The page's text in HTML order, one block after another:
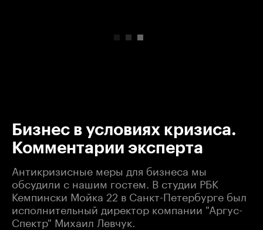
Бизнес в условиях кризиса.
Комментарии эксперта
Антикризисные меры для бизнеса мы
обсудили с нашим гостем. В студии РБК
Кемпински Мойка 22 в Санкт-Петербурге был
исполнительный директор компании "Аргус-
Спектр" Михаил Левчук.